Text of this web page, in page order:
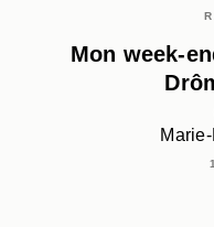
Mon week-